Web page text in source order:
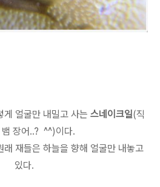
게 얼굴만 내밀고 사는 스네이크일(직
뱀 장어..? ^^)이다.
재들은 하늘을 향해 얼굴만 내놓고
있다.